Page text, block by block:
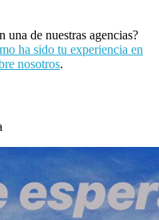
de nuestras agencias?
ha sido tu experiencia en
nosotros.